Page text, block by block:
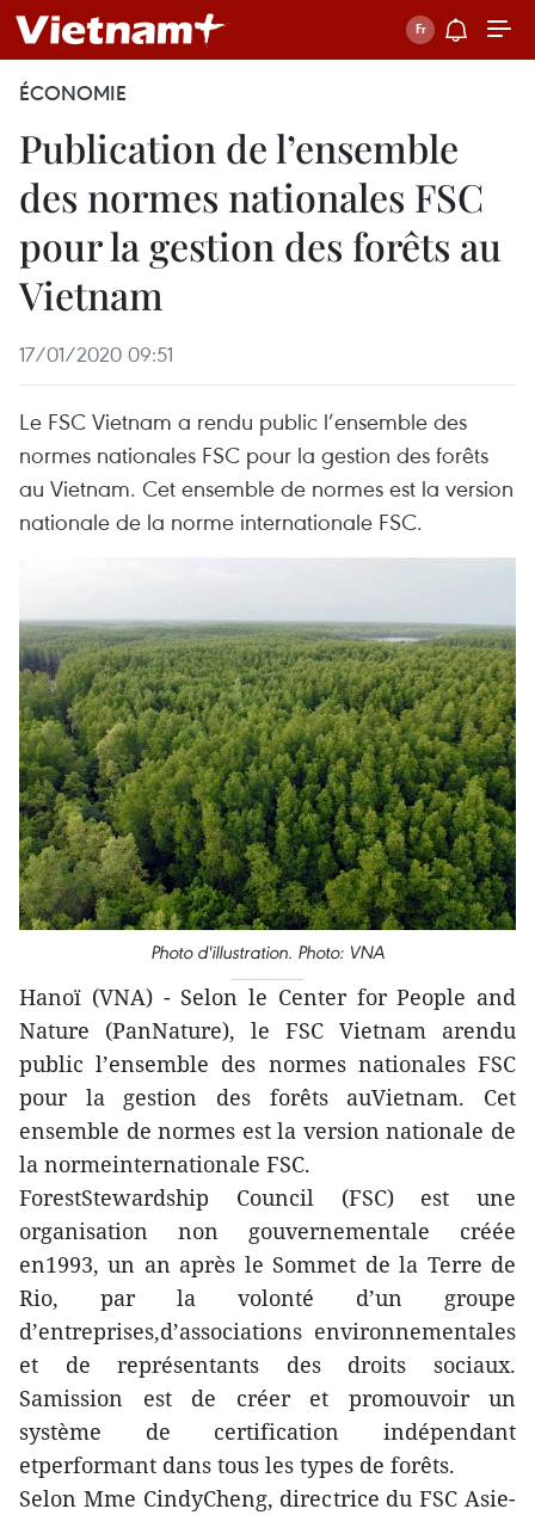
ÉCONOMIE
Publication de l’ensemble
des normes nationales FSC
pour la gestion des forêts au
Vietnam
17/01/2020 09:51
Le FSC Vietnam a rendu public l’ensemble des
normes nationales FSC pour la gestion des forêts
au Vietnam. Cet ensemble de normes est la version
nationale de la norme internationale FSC.
Photo d'illustration. Photo: VNA
Hanoï (VNA) - Selon le Center for People and
Nature (PanNature), le FSC Vietnam arendu
public l’ensemble des normes nationales FSC
pour la gestion des forêts auVietnam. Cet
ensemble de normes est la version nationale de
la normeinternationale FSC.
ForestStewardship Council (FSC) est une
organisation non gouvernementale créée
en1993, un an après le Sommet de la Terre de
Rio, par la volonté d’un groupe
d’entreprises,d’associations environnementales
et de représentants des droits sociaux.
Samission est de créer et promouvoir un
système de certification indépendant
etperformant dans tous les types de forêts.
Selon Mme CindyCheng, directrice du FSC Asie-